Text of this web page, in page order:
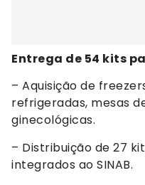
Entrega de 54 kits
– Aquisição de
refrigeradas, mesas
ginecológicas.
– Distribuição de 27
integrados ao SINAB.